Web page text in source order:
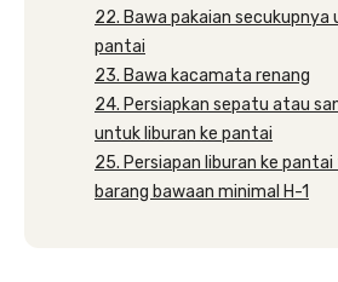
22. Bawa pakaian
pantai
23. Bawa kacamata renang
24. Persiapkan sepatu atau
untuk liburan ke pantai
25. Persiapan liburan ke
barang bawaan minimal H-1